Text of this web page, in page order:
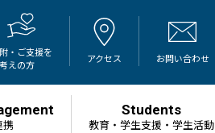
・ご支援を
えの方
アクセス お問い合わせ
携
Students
教育・学生支援・学生活動